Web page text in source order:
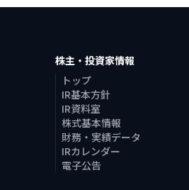
株主・投資家情報
トップ
IR基本方針
IR資料室
株式基本情報
財務・実績データ
IRカレンダー
電子公告